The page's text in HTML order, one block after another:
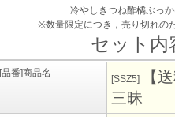
冷やしきつね酢橘ぶっ
※数量限定につき，売り切れの
セット内
[品番]商品名
[SSZ5]
【
三昧